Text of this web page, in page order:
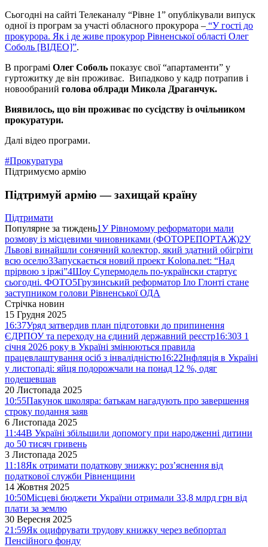
Сьогодні на сайті Телеканалу “Рівне 1” опублікували випуск
одної із програм за участі обласного прокурора – “У гості до
прокурора. Як і де живе прокурор Рівненської області Олег
Соболь [ВІДЕО]”.
В програмі Олег Соболь показує свої “апартаменти” у
гуртожитку де він проживає. Випадково у кадр потрапив і
новообраний голова облради Микола Драганчук.
Виявилось, що він проживає по сусідству із очільником
прокуратури.
Далі відео програми.
#Прокуратура
Підтримуємо армію
Підтримуй армію — захищай країну
Підтримати
Популярне за тиждень1У Рівномому реформатори мали
розмову із місцевими чиновниками (ФОТОРЕПОРТАЖ)2У
Львові винайшли сонячний колектор, який здатний обігріти
всю оселю3Запускається новий проект Kolona.net: “Над
прірвою з іржі”4Шоу Супермодель по-українски стартує
сьогодні. ФОТО5Грузинський реформатор Іло Глонті стане
заступником голови Рівненської ОДА
Стрічка новин
15 Грудня 2025
16:37Уряд затвердив план підготовки до припинення
ЄДРПОУ та переходу на єдиний державний реєстр16:30З 1
січня 2026 року в Україні змінюються правила
працевлаштування осіб з інвалідністю16:22Інфляція в Україні
у листопаді: яйця подорожчали на понад 12 %, одяг
подешевшав
20 Листопада 2025
10:55Пакунок школяра: батькам нагадують про завершення
строку подання заяв
6 Листопада 2025
11:44В Україні збільшили допомогу при народженні дитини
до 50 тисяч гривень
3 Листопада 2025
11:18Як отримати податкову знижку: роз’яснення від
податкової служби Рівненщини
14 Жовтня 2025
10:50Місцеві бюджети України отримали 33,8 млрд грн від
плати за землю
30 Вересня 2025
21:59Як оцифрувати трудову книжку через вебпортал
Пенсійного фонду